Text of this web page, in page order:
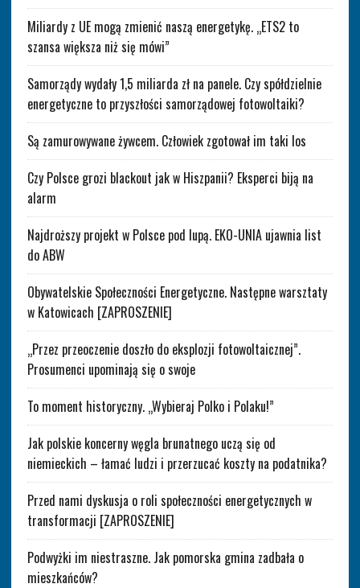
Miliardy z UE mogą zmienić naszą energetykę. „ETS2 to
szansa większa niż się mówi”
Samorządy wydały 1,5 miliarda zł na panele. Czy spółdzielnie
energetyczne to przyszłości samorządowej fotowoltaiki?
Są zamurowywane żywcem. Człowiek zgotował im taki los
Czy Polsce grozi blackout jak w Hiszpanii? Eksperci biją na
alarm
Najdroższy projekt w Polsce pod lupą. EKO-UNIA ujawnia list
do ABW
Obywatelskie Społeczności Energetyczne. Następne warsztaty
w Katowicach [ZAPROSZENIE]
„Przez przeoczenie doszło do eksplozji fotowoltaicznej”.
Prosumenci upominają się o swoje
To moment historyczny. „Wybieraj Polko i Polaku!”
Jak polskie koncerny węgla brunatnego uczą się od
niemieckich – łamać ludzi i przerzucać koszty na podatnika?
Przed nami dyskusja o roli społeczności energetycznych w
transformacji [ZAPROSZENIE]
Podwyżki im niestraszne. Jak pomorska gmina zadbała o
mieszkańców?